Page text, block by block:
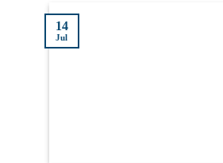
14
Jul